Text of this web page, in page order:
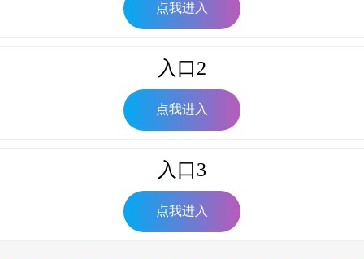
点我进入
入口2
点我进入
入口3
点我进入